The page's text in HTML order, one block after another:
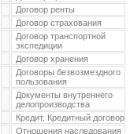
Договор ренты
Договор страхования
Договор транспортной
экспедиции
Договор хранения
Договоры безвозмездного
пользования
Документы внутреннего
делопроизводства
Кредит. Кредитный договор
Отношения наследования